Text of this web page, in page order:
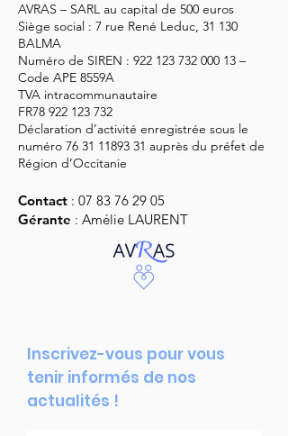
AVRAS – SARL au capital de 500 euros
Siège social : 7 rue René Leduc, 31 130
BALMA
Numéro de SIREN : 922 123 732 000 13 –
Code APE 8559A
TVA intracommunautaire
FR78 922 123 732
Déclaration d’activité enregistrée sous le
numéro 76 31 11893 31 auprès du préfet de
Région d’Occitanie
Contact : 07 83 76 29 05
Gérante : Amélie LAURENT
Inscrivez-vous pour vous
tenir informés de nos
actualités !